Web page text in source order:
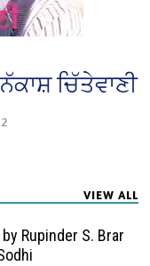
ਚਿੱਤੇਵਾਣੀ
VIEW ALL
Rupinder S. Brar